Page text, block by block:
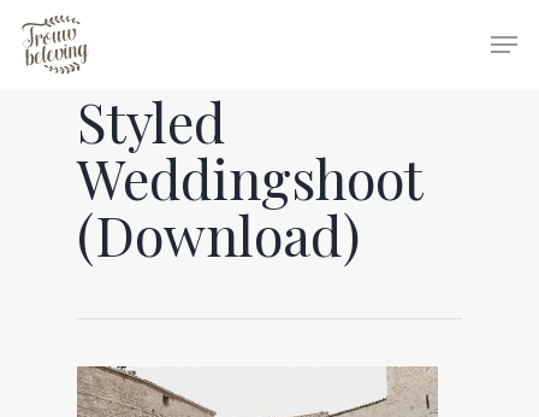
Hit enter to search or ESC to close
Styled
Weddingshoot
(Download)